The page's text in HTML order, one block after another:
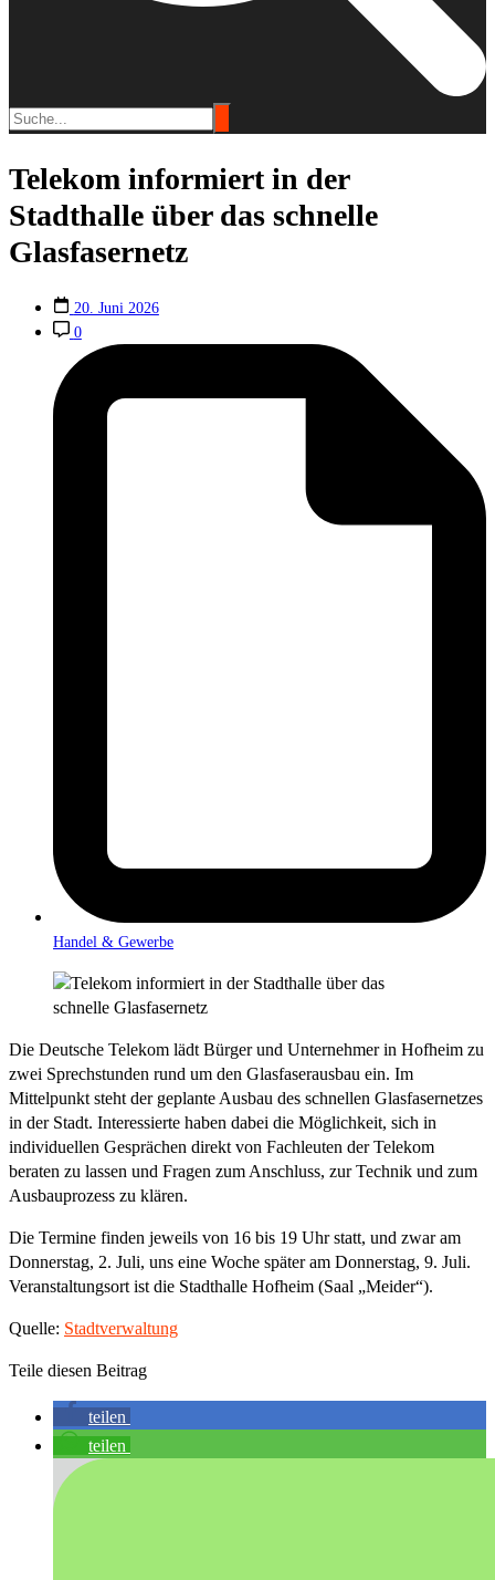
Telekom informiert in der
Stadthalle über das schnelle
Glasfasernetz
20. Juni 2026
0
Handel & Gewerbe
Die Deutsche Telekom lädt Bürger und Unternehmer in Hofheim zu
zwei Sprechstunden rund um den Glasfaserausbau ein. Im
Mittelpunkt steht der geplante Ausbau des schnellen Glasfasernetzes
in der Stadt. Interessierte haben dabei die Möglichkeit, sich in
individuellen Gesprächen direkt von Fachleuten der Telekom
beraten zu lassen und Fragen zum Anschluss, zur Technik und zum
Ausbauprozess zu klären.
Die Termine finden jeweils von 16 bis 19 Uhr statt, und zwar am
Donnerstag, 2. Juli, uns eine Woche später am Donnerstag, 9. Juli.
Veranstaltungsort ist die Stadthalle Hofheim (Saal „Meider“).
Quelle: Stadtverwaltung
Teile diesen Beitrag
teilen
teilen